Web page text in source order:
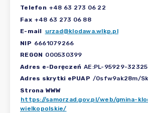
Telefon +48 63 273 06 22
Fax +48 63 273 06 88
E-mail
urzad@klodawa.wlkp.pl
NIP 6661079266
REGON 000530399
Adres e-Doręczeń AE:PL-95929-
Adres skrytki ePUAP /0sfw9ak28m/
Strona WWW
https://samorzad.gov.pl/web/gmina-
wielkopolskie/